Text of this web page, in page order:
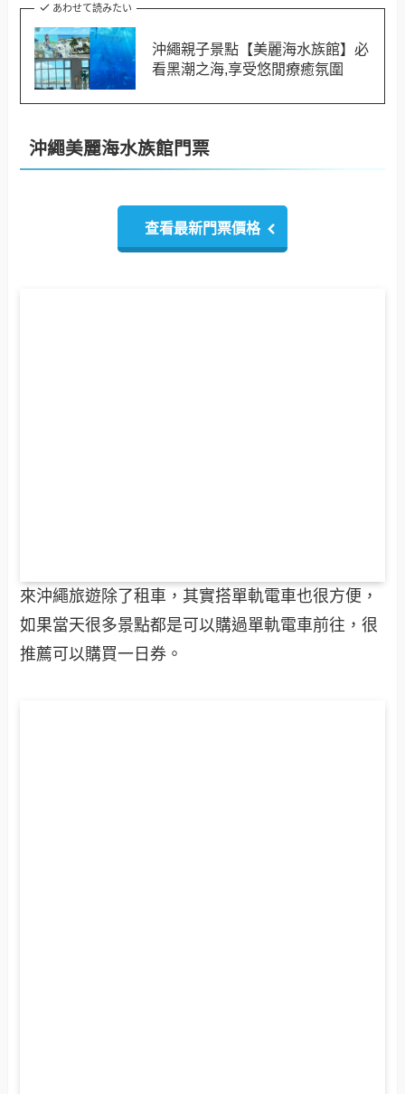
あわせて読みたい
沖繩親子景點【美麗海水族館】必
看黑潮之海,享受悠閒療癒氛圍
沖繩美麗海水族館門票
查看最新門票價格
來沖繩旅遊除了租車，其實搭單軌電車也很方便，
如果當天很多景點都是可以購過單軌電車前往，很
推薦可以購買一日券。